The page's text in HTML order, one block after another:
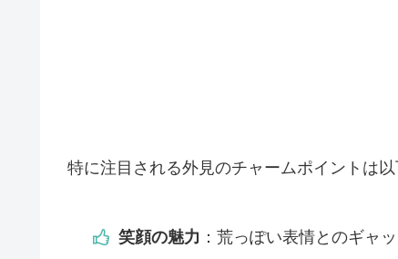
特に注目される外見のチャームポイントは以
笑顔の魅力 ：荒っぽい表情とのギャ